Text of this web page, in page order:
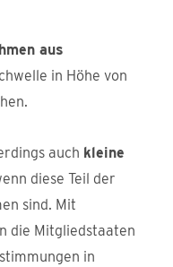
aus
in Höhe von
auch kleine
diese Teil der
sind. Mit
die Mitgliedstaaten
in